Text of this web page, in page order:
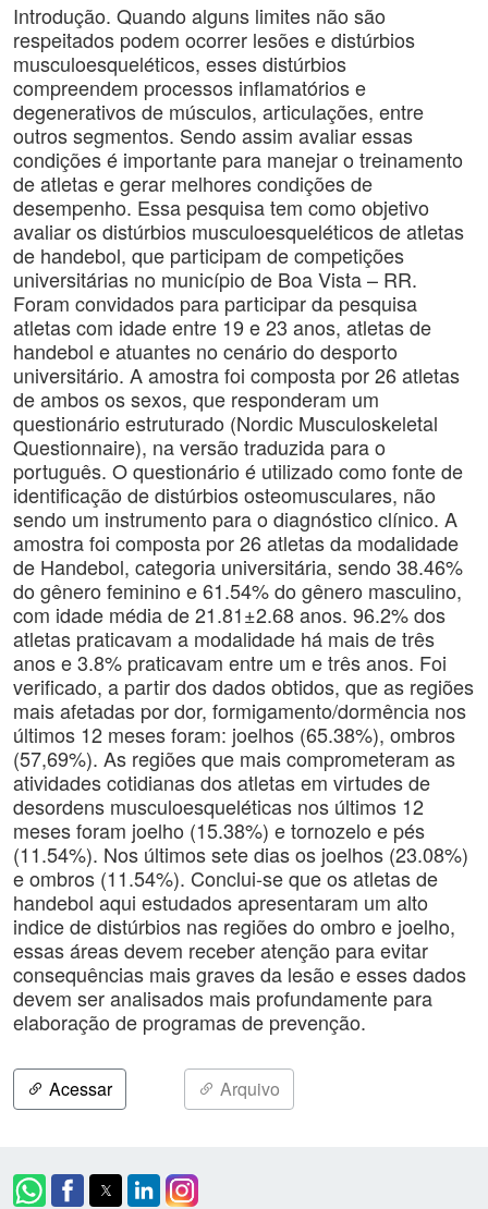
Introdução. Quando alguns limites não são
respeitados podem ocorrer lesões e distúrbios
musculoesqueléticos, esses distúrbios
compreendem processos inflamatórios e
degenerativos de músculos, articulações, entre
outros segmentos. Sendo assim avaliar essas
condições é importante para manejar o treinamento
de atletas e gerar melhores condições de
desempenho. Essa pesquisa tem como objetivo
avaliar os distúrbios musculoesqueléticos de atletas
de handebol, que participam de competições
universitárias no município de Boa Vista – RR.
Foram convidados para participar da pesquisa
atletas com idade entre 19 e 23 anos, atletas de
handebol e atuantes no cenário do desporto
universitário. A amostra foi composta por 26 atletas
de ambos os sexos, que responderam um
questionário estruturado (Nordic Musculoskeletal
Questionnaire), na versão traduzida para o
português. O questionário é utilizado como fonte de
identificação de distúrbios osteomusculares, não
sendo um instrumento para o diagnóstico clínico. A
amostra foi composta por 26 atletas da modalidade
de Handebol, categoria universitária, sendo 38.46%
do gênero feminino e 61.54% do gênero masculino,
com idade média de 21.81±2.68 anos. 96.2% dos
atletas praticavam a modalidade há mais de três
anos e 3.8% praticavam entre um e três anos. Foi
verificado, a partir dos dados obtidos, que as regiões
mais afetadas por dor, formigamento/dormência nos
últimos 12 meses foram: joelhos (65.38%), ombros
(57,69%). As regiões que mais comprometeram as
atividades cotidianas dos atletas em virtudes de
desordens musculoesqueléticas nos últimos 12
meses foram joelho (15.38%) e tornozelo e pés
(11.54%). Nos últimos sete dias os joelhos (23.08%)
e ombros (11.54%). Conclui-se que os atletas de
handebol aqui estudados apresentaram um alto
indice de distúrbios nas regiões do ombro e joelho,
essas áreas devem receber atenção para evitar
consequências mais graves da lesão e esses dados
devem ser analisados mais profundamente para
elaboração de programas de prevenção.
Acessar Arquivo